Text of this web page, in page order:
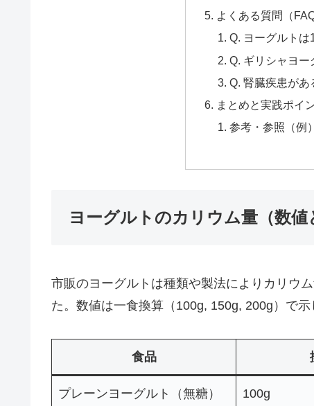
よくある質問（FAQ
Q. ヨーグルトは
Q. ギリシャヨー
Q. 腎臓疾患があ
まとめと実践ポイ
参考・参照（例）
ヨーグルトのカリウム量（数値
市販のヨーグルトは種類や製法によりカリウ
た。数値は一食換算（100g, 150g, 200g）で示
食品
プレーンヨーグルト（無糖） 100g